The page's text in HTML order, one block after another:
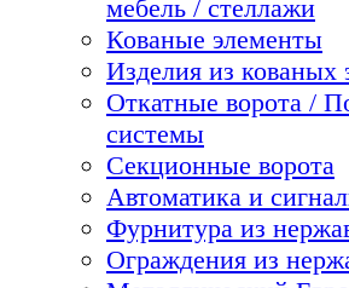
мебель / стеллажи
Кованые элементы
Изделия из кованых
Откатные ворота /
системы
Секционные ворота
Автоматика и
Фурнитура из
Ограждения из